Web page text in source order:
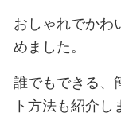
おしゃれでかわ
めました。
誰でもできる、
ト方法も紹介し